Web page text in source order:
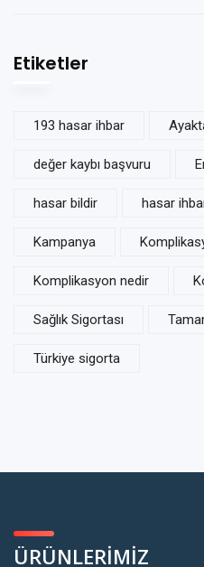
Etiketler
193 hasar ihbar
değer kaybı başvuru
hasar bildir hasar
Kampanya
Komplikasyon nedir
Sağlık Sigortası
Türkiye sigorta
ÜRÜNLERİMİZ